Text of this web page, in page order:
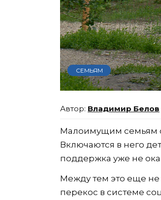
СЕМЬЯМ
Владимир Белов
Малоимущим семьям с
Включаются в него
поддержка уже не
Между тем это еще не
перекос в системе